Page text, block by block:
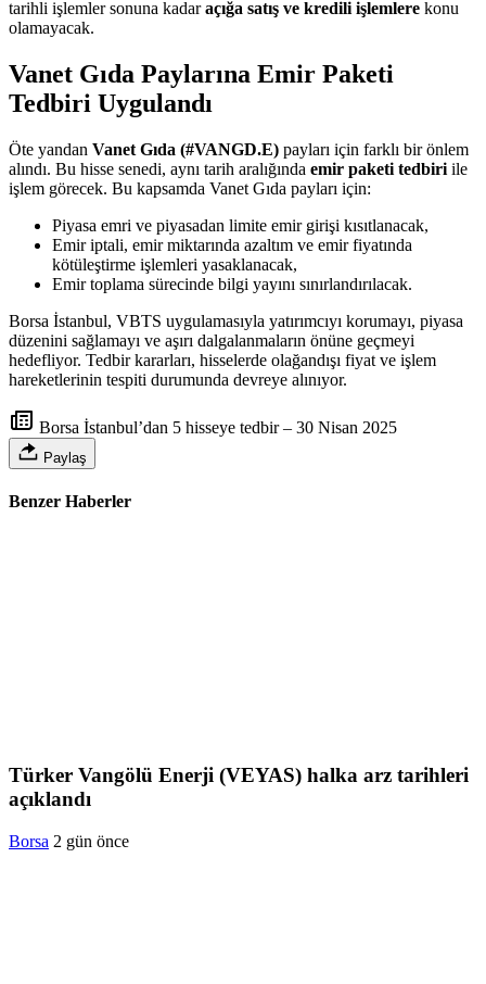
tarihli işlemler sonuna kadaraçığa satış ve kredili işlemlere konu
olamayacak.
Vanet Gıda Paylarına Emir Paketi
Tedbiri Uygulandı
Öte yandan Vanet Gıda (#VANGD.E) payları için farklı bir önlem
alındı. Bu hisse senedi, aynı tarih aralığında emir paketi tedbiri ile
işlem görecek. Bu kapsamda Vanet Gıda payları için:
Piyasa emri ve piyasadan limite emir girişi kısıtlanacak,
Emir iptali, emir miktarında azaltım ve emir fiyatında
kötüleştirme işlemleri yasaklanacak,
Emir toplama sürecinde bilgi yayını sınırlandırılacak.
Borsa İstanbul, VBTS uygulamasıyla yatırımcıyı korumayı, piyasa
düzenini sağlamayı ve aşırı dalgalanmaların önüne geçmeyi
hedefliyor. Tedbir kararları, hisselerde olağandışı fiyat ve işlem
hareketlerinin tespiti durumunda devreye alınıyor.
Borsa İstanbul’dan 5 hisseye tedbir – 30 Nisan 2025
Paylaş
Benzer Haberler
Türker Vangölü Enerji (VEYAS) halka arz tarihleri
açıklandı
Borsa 2 gün önce